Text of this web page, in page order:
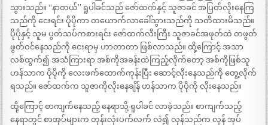
သွားသည်။ “နာတယ်” ရူပါခင်သည် ဇော်ထက်နှင့် သူဇာခင် အပြတ်လိုးနေကြ
သည်ကို ငေးရင်း ပိုပိုကာ တယောက်လာခေါ်သွားသည်ကို သတိထားမိသည်။
ပိုပိုနှင့် သူမ ပွတ်သပ်ကစားရင်း ဇော်ထက်လီးကြီး သူဇာခင်အဖုတ်ထဲ တဖွတ်
ဖွတ်ဝင်နေသည်ကို ငေးရာမှ ဟာတာတာ ဖြစ်လာသည်။ ထို့ကြောင့် အသာ
လစ်ထွက်၍ အသံကြားရာ အစ်ကိုအခန်းထဲကြည့်လိုက်တော့ အစ်ကိုဖြစ်သူ
ဟန်သာက ပိုပိုကို လေးဖက်ထောက်ကုန်းပြီး ဆောင့်လိုးနေသည်ကို တွေ့လိုက်
ရသည်။ ဇော်ထက်က သူဇာကိုလိုးနေချိန် ဟန်သာက ပိုပိုကို လိုးနေသည်။
ထို့ကြောင့် စာကျက်နေသည့် နေရာသို့ ရူပါခင် လာခဲ့သည်။ စာကျက်သည့်
နေရာတွင် စာအုပ်များက တုန်းလုံးပက်လက် လဲ၍ လှန်သည်က လှန် အုပ်